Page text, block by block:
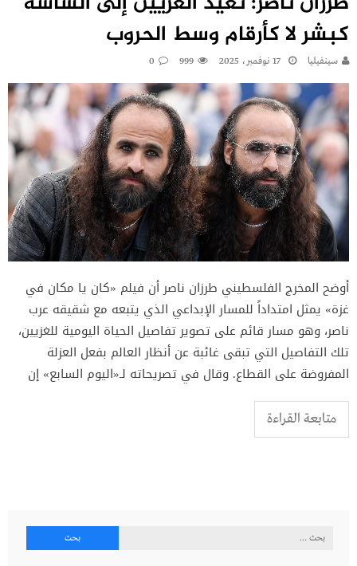
كبشر لا كأرقام وسط الحروب
سينفيليا 17 نوفمبر، 2025 999
0
أوضح المخرج الفلسطيني طرزان ناصر أن فيلم «كان يا مكان في
غزة» يمثل امتداداً للمسار الإبداعي الذي يتبعه مع شقيقه عرب
ناصر، وهو مسار قائم على تصوير تفاصيل الحياة اليومية للغزيين،
تلك التفاصيل التي تبقى غائبة عن أنظار العالم بفعل العزلة
المفروضة على القطاع. وقال في تصريحاته لـ«اليوم السابع» إن
متابعة القراءة
البحث